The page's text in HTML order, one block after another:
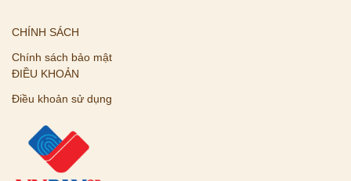
CHÍNH SÁCH
Chính sách bảo mật
ĐIỀU KHOẢN
Điều khoản sử dụng